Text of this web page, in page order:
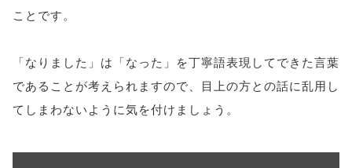
ことです。
「なりました」は「なった」を丁寧語表現してできた言葉
であることが考えられますので、目上の方との話に乱用し
てしまわないように気を付けましょう。